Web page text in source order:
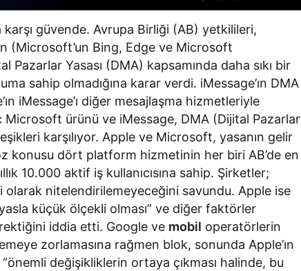
karşı güvende. Avrupa Birliği (AB) yetkilileri,
(Microsoft’un Bing, Edge ve Microsoft
Yasası (DMA) kapsamında daha sıkı bir
sahip olmadığına karar verdi. iMessage’ın DMA
iMessage’ı diğer mesajlaşma hizmetleriyle
ürünü ve iMessage, DMA (Dijital Pazarlar
karşılıyor. Apple ve Microsoft, yasanın gelir
konusu dört platform hizmetinin her biri AB’de en
10.000 aktif iş kullanıcısına sahip. Şirketler;
nitelendirilemeyeceğini savundu. Apple ise
küçük ölçekli olması” ve diğer faktörler
iddia etti. Google ve mobil operatörlerin
zorlamasına rağmen blok, sonunda Apple’ın
değişikliklerin ortaya çıkması halinde, bu